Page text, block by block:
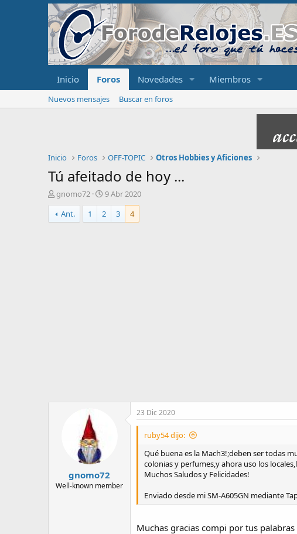
Inicio Foros Novedades Miembros
Nuevos mensajes Buscar en foros
Inicio Foros OFF-TOPIC Otros Hobbies y Aficiones
Tú afeitado de hoy ...
I
n
i
c
gnomo72
F
e
c
h
9 Abr 2020
Ant.
1 2 3 4
gnomo72
Well-known member
23 Dic 2020
ruby54 dijo:
Qué buena es la Mach3!;deben ser todas
colonias y perfumes,y ahora uso los
Muchos Saludos y Felicidades!
Enviado desde mi SM-A605GN mediante
Muchas gracias compi por tus palabras